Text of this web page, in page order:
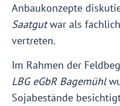
Anbaukonzepte
Saatgutwar als
vertreten.
Im Rahmen der
LBG eGbR Bagemühl
Sojabestände